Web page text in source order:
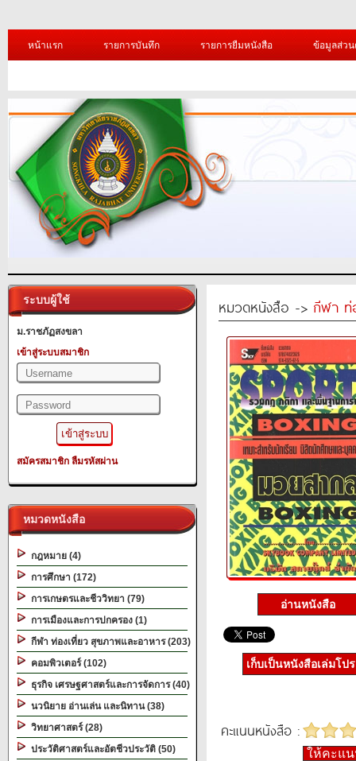
หน้าแรก รายการบันทึก รายการยืมหนังสือ ข้อมูลส่ว
ระบบผู้ใช้
ม.ราชภัฏสงขลา
เข้าสู่ระบบสมาชิก
สมัครสมาชิก ลืมรหัสผ่าน
หมวดหนังสือ
กฎหมาย (4)
การศึกษา (172)
การเกษตรและชีววิทยา (79)
การเมืองและการปกครอง (1)
กีฬา ท่องเที่ยว สุขภาพและอาหาร (203)
คอมพิวเตอร์ (102)
ธุรกิจ เศรษฐศาสตร์และการจัดการ (40)
นวนิยาย อ่านเล่น และนิทาน (38)
วิทยาศาสตร์ (28)
ประวัติศาสตร์และอัตชีวประวัติ (50)
หมวดหนังสือ -> กีฬา ท่
อ่านหนังสือ
เก็บเป็นหนังสือเล่มโป
คะแนนหนังสือ :
ให้คะแ